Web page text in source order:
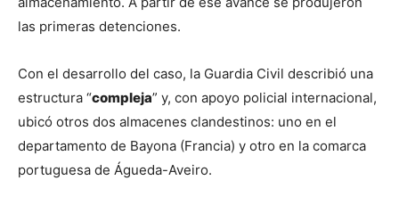
las primeras detenciones.
Con el desarrollo del caso, la Guardia Civil describió una
estructura “compleja” y, con apoyo policial internacional,
ubicó otros dos almacenes clandestinos: uno en el
departamento de Bayona (Francia) y otro en la comarca
portuguesa de Águeda-Aveiro.